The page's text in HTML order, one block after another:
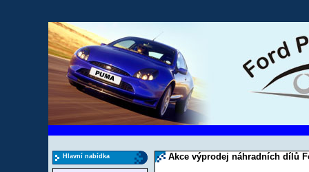
Hlavní nabídka Akce výprodej náhradních dílů